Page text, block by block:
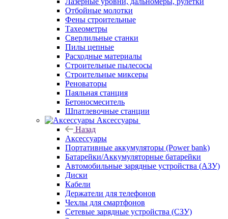
Отбойные молотки
Фены строительные
Тахеометры
Сверлильные станки
Пилы цепные
Расходные материалы
Строительные пылесосы
Строительные миксеры
Реноваторы
Паяльная станция
Бетоносмеситель
Шпатлевочные станции
Аксессуары
Назад
Аксессуары
Портативные аккумуляторы (Power bank)
Батарейки/Аккумуляторные батарейки
Автомобильные зарядные устройства (АЗУ)
Диски
Кабели
Держатели для телефонов
Чехлы для смартфонов
Сетевые зарядные устройства (СЗУ)